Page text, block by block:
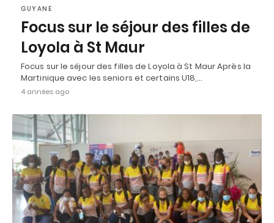
GUYANE
Focus sur le séjour des filles de
Loyola à St Maur
Focus sur le séjour des filles de Loyola à St Maur Après la
Martinique avec les seniors et certains U18,…
4 années ago